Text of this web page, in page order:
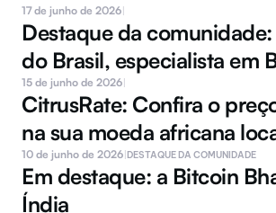
17 de junho de 2026|
Destaque da
do Brasil, especialista em
15 de junho de 2026|
CitrusRate: Confira o
na sua moeda africana
10 de junho de 2026|DESTAQUE DA COMUNIDADE
Em destaque: a Bitcoin
Índia